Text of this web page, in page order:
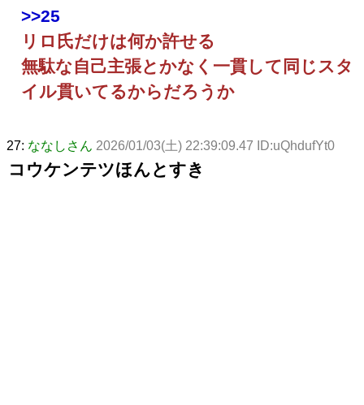
>>25
リロ氏だけは何か許せる
無駄な自己主張とかなく一貫して同じスタ
イル貫いてるからだろうか
27: ななしさん 2026/01/03(土) 22:39:09.47 ID:uQhdufYt0
コウケンテツほんとすき